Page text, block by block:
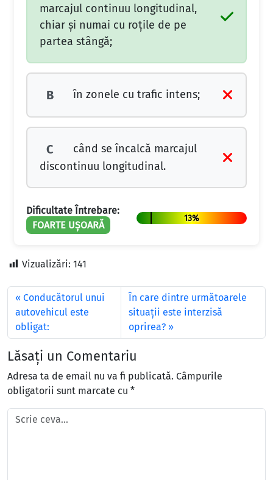
marcajul continuu longitudinal,
chiar și numai cu roțile de pe
partea stângă;
B în zonele cu trafic intens;
C
când se încalcă marcajul
discontinuu longitudinal.
Dificultate Întrebare:
FOARTE UȘOARĂ
13%
Vizualizări: 141
Conducătorul unui
autovehicul este
obligat:
În care dintre următoarele
situaţii este interzisă
oprirea?
Lăsați un Comentariu
Adresa ta de email nu va fi publicată. Câmpurile
obligatorii sunt marcate cu *